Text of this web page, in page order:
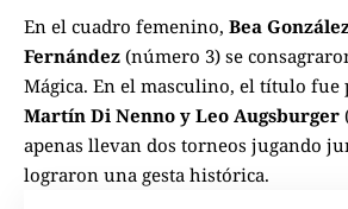
En el cuadro femenino, Bea
Fernández (número 3) se
Mágica. En el masculino, el título fue
Martín Di Nenno y Leo Augsburger
apenas llevan dos torneos jugando
lograron una gesta histórica.